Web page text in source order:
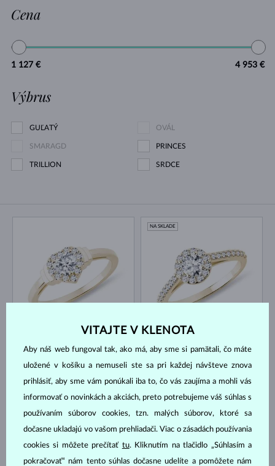
Cena
1 127 € 4 953 €
Výbrus
GUĽATÝ OVÁL
SMARAGD PRINCES
TRILLION SRDCE
3 127 €
ŽLTÉ ZLATO
DIAMANT & DIAMANT
NA SKLADE
DIAMANT & DIAMANT
NA SKLADE
2 518 €
DIAMANT & DIAMANT
NA SKLADE
2 779 €
VITAJTE V KLENOTA
Aby náš web fungoval tak, ako má, aby sme si pamätali, čo máte
uložené v košíku a nemuseli ste sa pri každej návšteve znova
prihlásiť, aby sme vám ponúkali iba to, čo vás zaujíma a mohli vás
informovať o novinkách a akciách, preto potrebujeme váš súhlas s
používaním súborov cookies, tzn. malých súborov, ktoré sa
dočasne ukladajú vo vašom prehliadači. Viac o zásadách používania
cookies si môžete prečítať tu. Kliknutím na tlačidlo „Súhlasím a
pokračovať“ nám tento súhlas dočasne udelíte a pomôžete nám